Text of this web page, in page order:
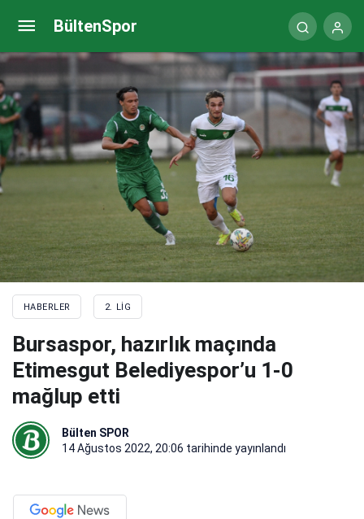
BültenSpor
HABERLER 2. LIG
Bursaspor, hazırlık maçında
Etimesgut Belediyespor’u 1-0
mağlup etti
Bülten SPOR
14 Ağustos 2022, 20:06 tarihinde yayınlandı
Bursaspor maç provası yaptı